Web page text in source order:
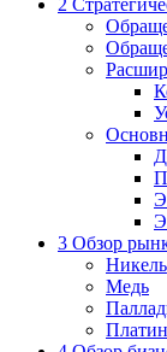
2
3 Обзор
Никель
Медь